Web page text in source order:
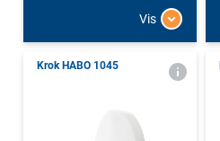
Vis
Krok HABO 1045